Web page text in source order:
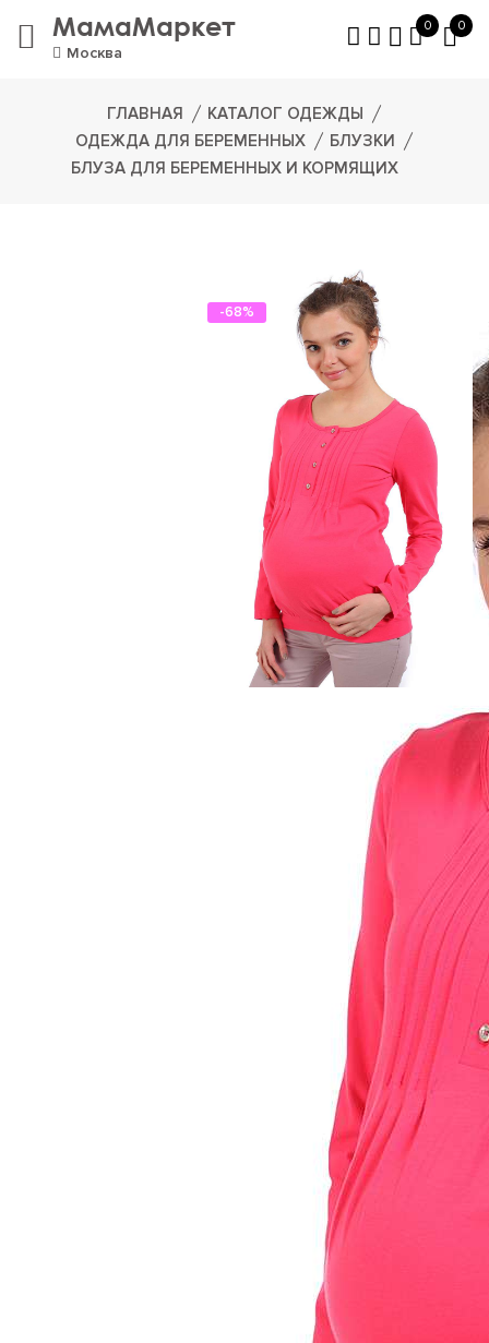
МамаМаркет
Москва
0 0
ГЛАВНАЯ
КАТАЛОГ ОДЕЖДЫ
ОДЕЖДА ДЛЯ БЕРЕМЕННЫХ
БЛУЗКИ
БЛУЗА ДЛЯ БЕРЕМЕННЫХ И КОРМЯЩИХ
-68%